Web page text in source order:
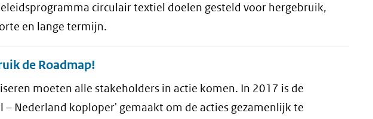
circulair textiel doelen gesteld voor hergebruik,
en lange termijn.
de Roadmap!
moeten alle stakeholders in actie komen. In 2017 is de
– Nederland koploper' gemaakt om de acties gezamenlijk te